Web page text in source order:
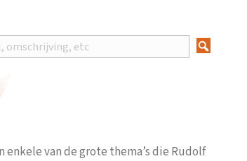
van de grote thema’s die Rudolf